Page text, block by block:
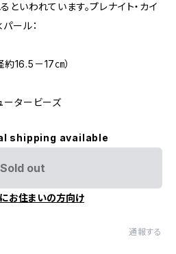
といわれています。プレナイト・カイ
ール：
約16.5－17㎝）
ータービーズ
shipping available
Sold out
お住まいの方向け
通報する